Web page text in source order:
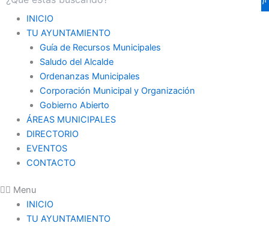
INICIO
TU AYUNTAMIENTO
Guía de Recursos Municipales
Saludo del Alcalde
Ordenanzas Municipales
Corporación Municipal y Organización
Gobierno Abierto
ÁREAS MUNICIPALES
DIRECTORIO
EVENTOS
CONTACTO
Menu
INICIO
TU AYUNTAMIENTO